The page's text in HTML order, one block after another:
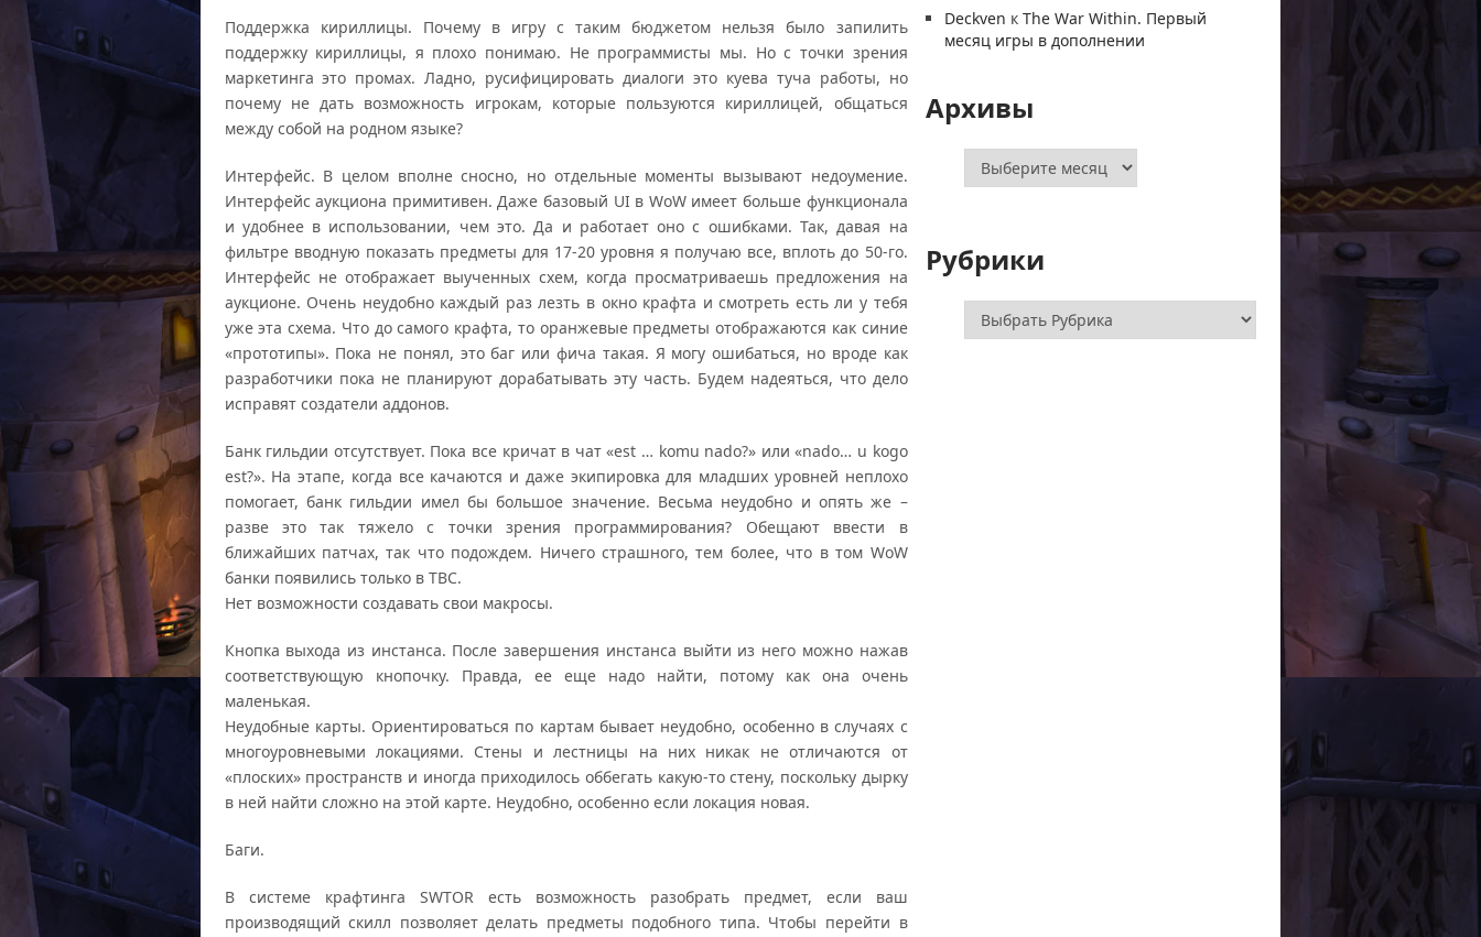
Поддержка кириллицы. Почему в игру с таким бюджетом нельзя было запилить
поддержку кириллицы, я плохо понимаю. Не программисты мы. Но с точки зрения
маркетинга это промах. Ладно, русифицировать диалоги это куева туча работы, но
почему не дать возможность игрокам, которые пользуются кириллицей, общаться
между собой на родном языке?
Интерфейс. В целом вполне сносно, но отдельные моменты вызывают недоумение.
Интерфейс аукциона примитивен. Даже базовый UI в WoW имеет больше функционала
и удобнее в использовании, чем это. Да и работает оно с ошибками. Так, давая на
фильтре вводную показать предметы для 17-20 уровня я получаю все, вплоть до 50-го.
Интерфейс не отображает выученных схем, когда просматриваешь предложения на
аукционе. Очень неудобно каждый раз лезть в окно крафта и смотреть есть ли у тебя
уже эта схема. Что до самого крафта, то оранжевые предметы отображаются как синие
«прототипы». Пока не понял, это баг или фича такая. Я могу ошибаться, но вроде как
разработчики пока не планируют дорабатывать эту часть. Будем надеяться, что дело
исправят создатели аддонов.
Банк гильдии отсутствует. Пока все кричат в чат «est … komu nado?» или «nado… u kogo
est?». На этапе, когда все качаются и даже экипировка для младших уровней неплохо
помогает, банк гильдии имел бы большое значение. Весьма неудобно и опять же –
разве это так тяжело с точки зрения программирования? Обещают ввести в
ближайших патчах, так что подождем. Ничего страшного, тем более, что в том WoW
банки появились только в TBC.
Нет возможности создавать свои макросы.
Кнопка выхода из инстанса. После завершения инстанса выйти из него можно нажав
соответствующую кнопочку. Правда, ее еще надо найти, потому как она очень
маленькая.
Неудобные карты. Ориентироваться по картам бывает неудобно, особенно в случаях с
многоуровневыми локациями. Стены и лестницы на них никак не отличаются от
«плоских» пространств и иногда приходилось оббегать какую-то стену, поскольку дырку
в ней найти сложно на этой карте. Неудобно, особенно если локация новая.
Баги.
В системе крафтинга SWTOR есть возможность разобрать предмет, если ваш
производящий скилл позволяет делать предметы подобного типа. Чтобы перейти в
Deckven кThe War Within. Первый
месяц игры в дополнении
Архивы
Архивы
Рубрики
Рубрики